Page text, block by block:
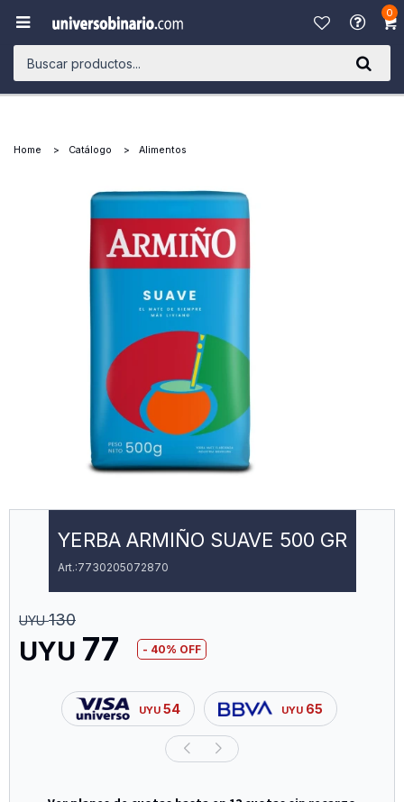
0

Home Catálogo Alimentos
YERBA ARMIÑO SUAVE 500 GR
7730205072870
UYU 77
UYU 130
40
UYU 54 UYU 65